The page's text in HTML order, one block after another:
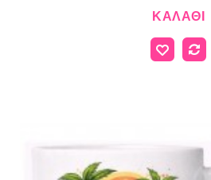
ΚΑΛΆΘΙ